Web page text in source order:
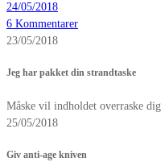
24/05/2018
6 Kommentarer
23/05/2018
Jeg har pakket din strandtaske
Måske vil indholdet overraske dig
25/05/2018
Giv anti-age kniven